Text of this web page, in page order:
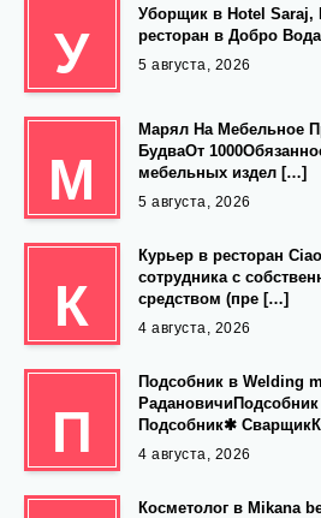
У
Уборщик в Hotel Saraj,
ресторан в Добро
5 августа, 2026
М
Марял На Мебельное
БудваОт
мебельных издел […]
5 августа, 2026
К
Курьер в ресторан
сотрудника с
средством (пре […]
4 августа, 2026
П
Подсобник в Welding
Подсобник✱
4 августа, 2026
Косметолог в Mikana